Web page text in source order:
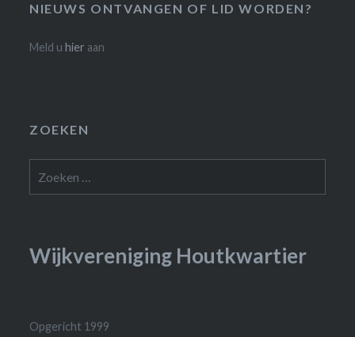
NIEUWS ONTVANGEN OF LID WORDEN?
Meld uhier aan
ZOEKEN
naar:
Wijkvereniging Houtkwartier
Opgericht 1999